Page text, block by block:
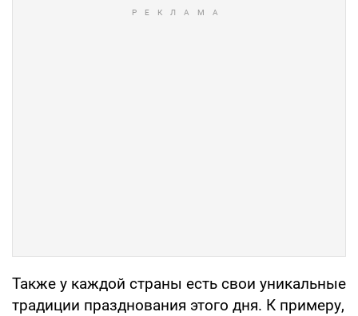
Также у каждой страны есть свои уникальные
традиции празднования этого дня. К примеру,